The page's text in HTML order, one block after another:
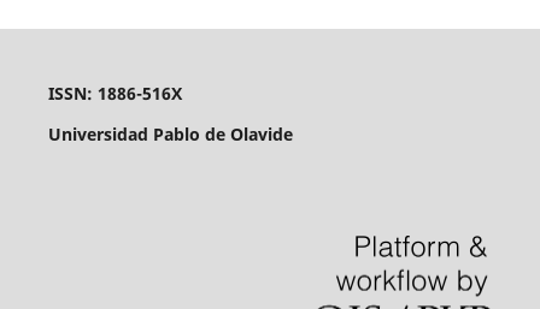
ISSN: 1886-516X
Universidad Pablo de Olavide